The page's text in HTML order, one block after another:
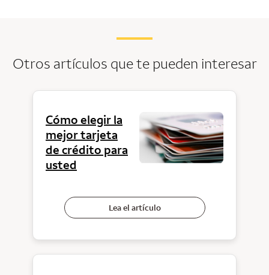
Otros artículos que te pueden interesar
Cómo elegir la
mejor tarjeta
de crédito para
usted
Lea el artículo